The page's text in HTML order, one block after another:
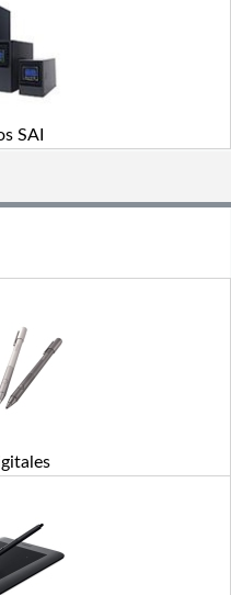
SAI